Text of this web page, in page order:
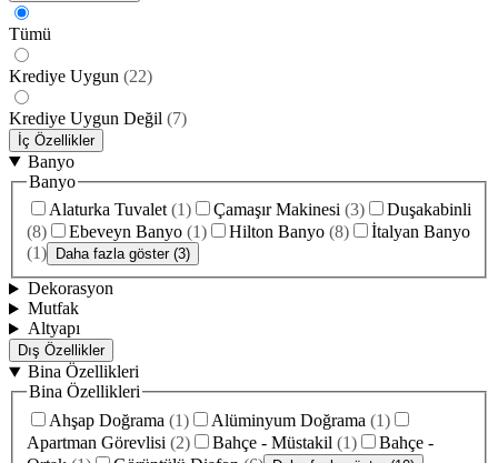
Tümü
Krediye Uygun (22)
Krediye Uygun Değil (7)
İç Özellikler
Banyo
Banyo
Alaturka Tuvalet (1) Çamaşır Makinesi (3)
Duşakabinli
(8) Ebeveyn Banyo (1) Hilton Banyo (8)
İtalyan Banyo
(1) Daha fazla göster (3)
Dekorasyon
Mutfak
Altyapı
Dış Özellikler
Bina Özellikleri
Bina Özellikleri
Ahşap Doğrama (1) Alüminyum Doğrama (1)
Apartman Görevlisi (2) Bahçe - Müstakil (1)
Bahçe -